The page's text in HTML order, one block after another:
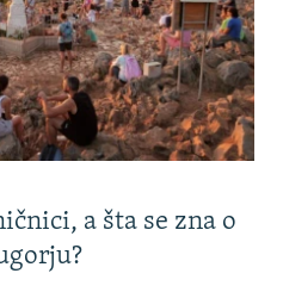
a šta se zna o